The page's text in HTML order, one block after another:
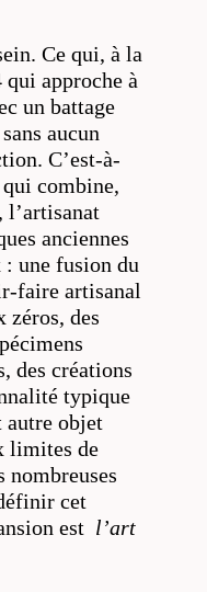
Ce qui, à la
approche à
un battage
aucun
C’est-à-
combine,
l’artisanat
anciennes
une fusion du
faire artisanal
zéros, des
des créations
typique
autre objet
limites de
nombreuses
cet
est l’art